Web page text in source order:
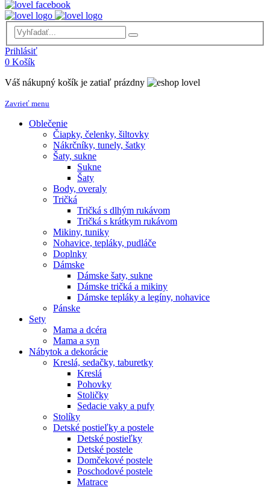
Prihlásiť
0 Košík
Váš nákupný košík je zatiaľ prázdny
Zavrieť menu
Oblečenie
Čiapky, čelenky, šiltovky
Nákrčníky, tunely, šatky
Šaty, sukne
Sukne
Šaty
Body, overaly
Tričká
Tričká s dlhým rukávom
Tričká s krátkym rukávom
Mikiny, tuniky
Nohavice, tepláky, pudláče
Doplnky
Dámske
Dámske šaty, sukne
Dámske tričká a mikiny
Dámske tepláky a legíny, nohavice
Pánske
Sety
Mama a dcéra
Mama a syn
Nábytok a dekorácie
Kreslá, sedačky, taburetky
Kreslá
Pohovky
Stoličky
Sedacie vaky a pufy
Stolíky
Detské postieľky a postele
Detské postieľky
Detské postele
Domčekové postele
Poschodové postele
Matrace